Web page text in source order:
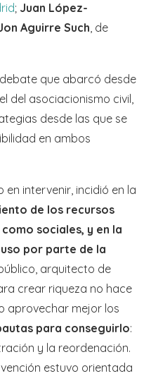
; Juan López-
Aguirre Such, de
que abarcó desde
del asociacionismo civil,
desde las que se
en ambos
en intervenir, incidió en la
de los recursos
sociales, y en la
por parte de la
arquitecto de
crear riqueza no hace
aprovechar mejor los
para conseguirlo:
y la reordenación.
estuvo orientada